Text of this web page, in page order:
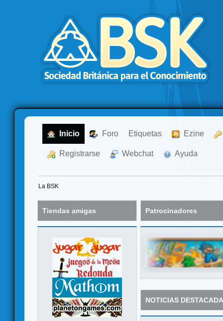
Inicio Foro Etiquetas Ezine
Registrarse Webchat Ayuda
La BSK
Tiendas amigas Patrocinadores
NOTICIAS